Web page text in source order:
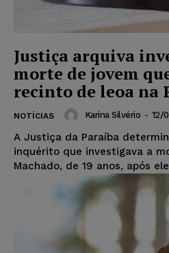
Justiça arquiva
morte de jovem
recinto de leoa na
NOTÍCIAS Karina Silvério - 12/
A Justiça da Paraíba
inquérito que investigava a
Machado, de 19 anos, após